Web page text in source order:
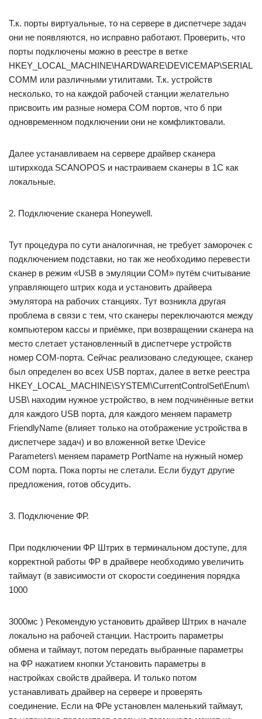
Т.к. порты виртуальные, то на сервере в диспетчере задач
они не появляются, но исправно работают. Проверить, что
порты подключены можно в реестре в ветке
HKEY_LOCAL_MACHINE\HARDWARE\DEVICEMAP\SERIAL
COMM или различными утилитами. Т.к. устройств
несколько, то на каждой рабочей станции желательно
присвоить им разные номера COM портов, что б при
одновременном подключении они не комфликтовали.
Далее устанавливаем на сервере драйвер сканера
штирхкода SCANOPOS и настраиваем сканеры в 1С как
локальные.
2. Подключение сканера Honeywell.
Тут процедура по сути аналогичная, не требует заморочек с
подключением подставки, но так же необходимо перевести
сканер в режим «USB в эмуляции COM» путём считывание
управляющего штрих кода и установить драйвера
эмулятора на рабочих станциях. Тут возникла другая
проблема в связи с тем, что сканеры переключаются между
компьютером кассы и приёмке, при возвращении сканера на
место слетает установленный в диспетчере устройств
номер COM-порта. Сейчас реализовано следующее, сканер
был определен во всех USB портах, далее в ветке реестра
HKEY_LOCAL_MACHINE\SYSTEM\CurrentControlSet\Enum\
USB\ находим нужное устройство, в нем подчинённые ветки
для каждого USB порта, для каждого меняем параметр
FriendlyName (влияет только на отображение устройства в
диспетчере задач) и во вложенной ветке \Device
Parameters\ меняем параметр PortName на нужный номер
COM порта. Пока порты не слетали. Если будут другие
предложения, готов обсудить.
3. Подключение ФР.
При подключении ФР Штрих в терминальном доступе, для
корректной работы ФР в драйвере необходимо увеличить
таймаут (в зависимости от скорости соединения порядка
1000
3000мс ) Рекомендую установить драйвер Штрих в начале
локально на рабочей станции. Настроить параметры
обмена и таймаут, потом передать выбранные параметры
на ФР нажатием кнопки Установить параметры в
настройках свойств драйвера. И только потом
устанавливать драйвер на сервере и проверять
соединение. Если на ФРе установлен маленький таймаут,